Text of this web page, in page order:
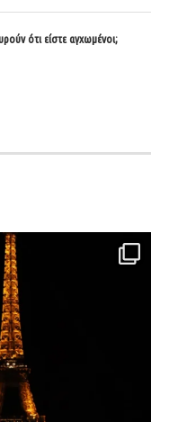
ότι είστε αγχωμένοι;